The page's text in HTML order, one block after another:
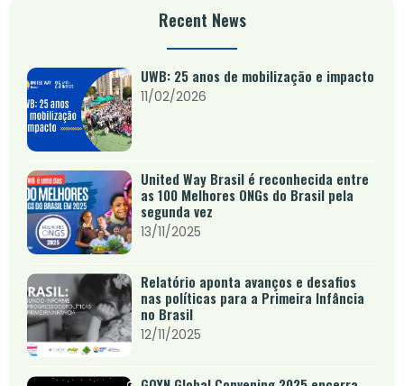
Recent News
UWB: 25 anos de mobilização e impacto
11/02/2026
United Way Brasil é reconhecida entre
as 100 Melhores ONGs do Brasil pela
segunda vez
13/11/2025
Relatório aponta avanços e desafios
nas políticas para a Primeira Infância
no Brasil
12/11/2025